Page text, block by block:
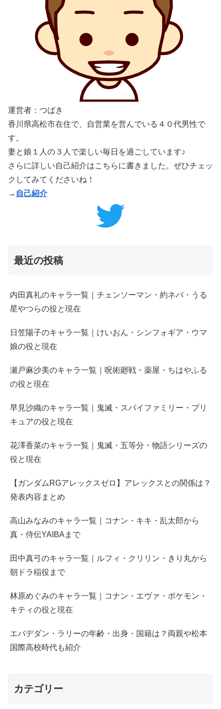
運営者：つばき
香川県高松市在住で、自営業を営んでいる４０代男性で
す。
妻と娘１人の３人で楽しい毎日を過ごしています♪
さらに詳しい自己紹介はこちらに書きました。ぜひチェッ
クしてみてくださいね！
→ 自己紹介
最近の投稿
内田真礼のキャラ一覧｜チェンソーマン・約ネバ・うる
星やつらの役と現在
日笠陽子のキャラ一覧｜けいおん・シンフォギア・ウマ
娘の役と現在
瀬戸麻沙美のキャラ一覧｜呪術廻戦・薬屋・ちはやふる
の役と現在
早見沙織のキャラ一覧｜鬼滅・スパイファミリー・プリ
キュアの役と現在
花澤香菜のキャラ一覧｜鬼滅・五等分・物語シリーズの
役と現在
【ガンダムRGアレックスゼロ】アレックスとの関係は？
発表内容まとめ
高山みなみのキャラ一覧｜コナン・キキ・乱太郎から
真・侍伝YAIBAまで
田中真弓のキャラ一覧｜ルフィ・クリリン・きり丸から
朝ドラ稲役まで
林原めぐみのキャラ一覧｜コナン・エヴァ・ポケモン・
キティの役と現在
エバデダン・ラリーの年齢・出身・国籍は？両親や松本
国際高校時代も紹介
カテゴリー